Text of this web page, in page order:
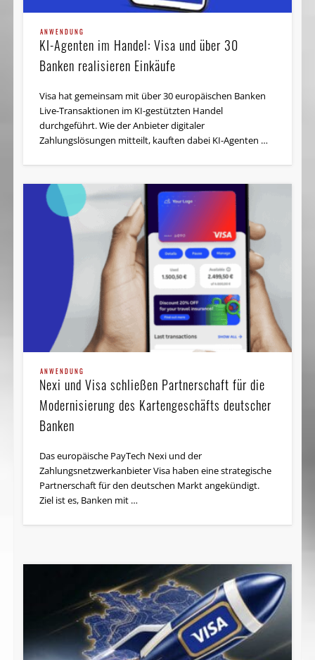
ANWENDUNG
KI-Agenten im Handel: Visa und über 30
Banken realisieren Einkäufe
Visa hat gemeinsam mit über 30 europäischen Banken
Live-Transaktionen im KI-gestützten Handel
durchgeführt. Wie der Anbieter digitaler
Zahlungslösungen mitteilt, kauften dabei KI-Agenten …
ANWENDUNG
Nexi und Visa schließen Partnerschaft für die
Modernisierung des Kartengeschäfts deutscher
Banken
Das europäische PayTech Nexi und der
Zahlungsnetzwerkanbieter Visa haben eine strategische
Partnerschaft für den deutschen Markt angekündigt.
Ziel ist es, Banken mit …